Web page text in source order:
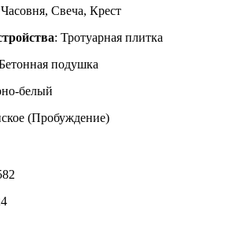
Свеча, Крест
: Тротуарная плитка
подушка
белый
(Пробуждение)